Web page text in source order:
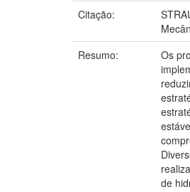
Citação:
Resumo:
Os
de